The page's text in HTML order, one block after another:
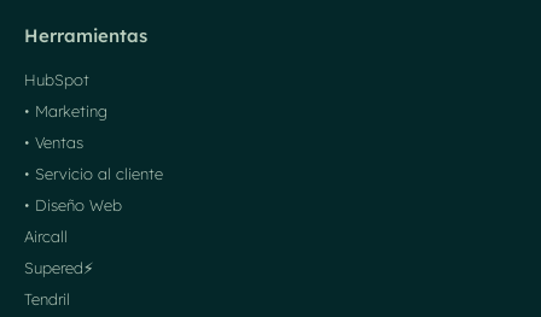
Herramientas
HubSpot
• Marketing
• Ventas
• Servicio al cliente
• Diseño Web
Aircall
Supered⚡️
Tendril